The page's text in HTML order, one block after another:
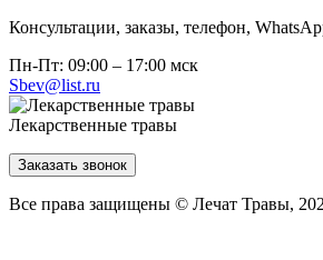
Консультации, заказы, телефон,
Пн-Пт: 09:00 – 17:00 мск
Sbev@list.ru
Лекарственные травы
Заказать звонок
Все права защищены © Лечат Травы,